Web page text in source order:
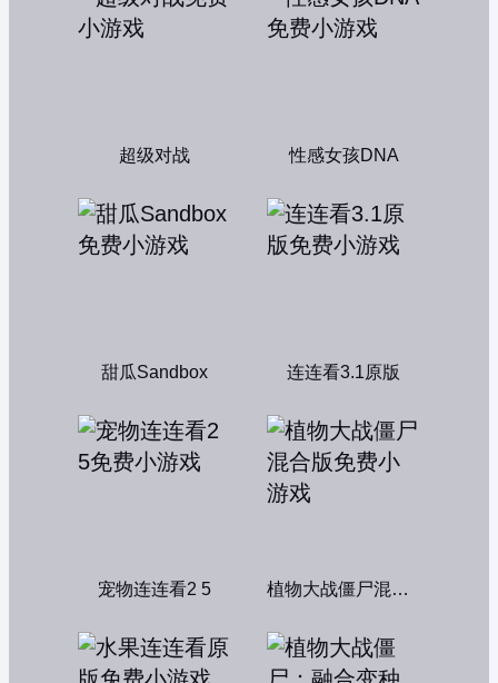
超级对战 性感女孩DNA
甜瓜Sandbox 连连看3.1原版
宠物连连看2 5 植物大战僵尸混合版